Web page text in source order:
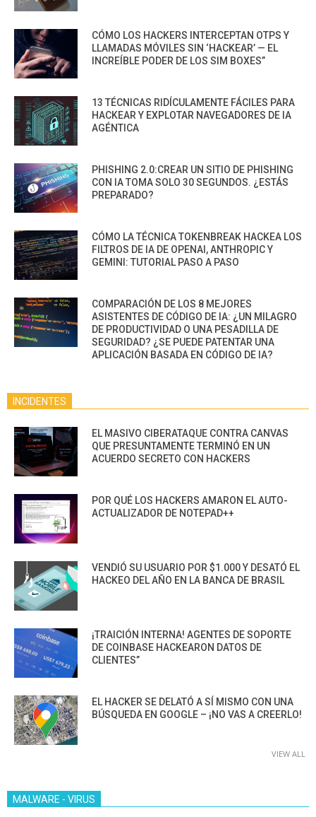
CÓMO LOS HACKERS INTERCEPTAN OTPS Y
LLAMADAS MÓVILES SIN ‘HACKEAR’ — EL
INCREÍBLE PODER DE LOS SIM BOXES”
13 TÉCNICAS RIDÍCULAMENTE FÁCILES PARA
HACKEAR Y EXPLOTAR NAVEGADORES DE IA
AGÉNTICA
PHISHING 2.0:CREAR UN SITIO DE PHISHING
CON IA TOMA SOLO 30 SEGUNDOS. ¿ESTÁS
PREPARADO?
CÓMO LA TÉCNICA TOKENBREAK HACKEA LOS
FILTROS DE IA DE OPENAI, ANTHROPIC Y
GEMINI: TUTORIAL PASO A PASO
COMPARACIÓN DE LOS 8 MEJORES
ASISTENTES DE CÓDIGO DE IA: ¿UN MILAGRO
DE PRODUCTIVIDAD O UNA PESADILLA DE
SEGURIDAD? ¿SE PUEDE PATENTAR UNA
APLICACIÓN BASADA EN CÓDIGO DE IA?
INCIDENTES
EL MASIVO CIBERATAQUE CONTRA CANVAS
QUE PRESUNTAMENTE TERMINÓ EN UN
ACUERDO SECRETO CON HACKERS
POR QUÉ LOS HACKERS AMARON EL AUTO-
ACTUALIZADOR DE NOTEPAD++
VENDIÓ SU USUARIO POR $1.000 Y DESATÓ EL
HACKEO DEL AÑO EN LA BANCA DE BRASIL
¡TRAICIÓN INTERNA! AGENTES DE SOPORTE
DE COINBASE HACKEARON DATOS DE
CLIENTES”
EL HACKER SE DELATÓ A SÍ MISMO CON UNA
BÚSQUEDA EN GOOGLE – ¡NO VAS A CREERLO!
VIEW ALL
MALWARE - VIRUS